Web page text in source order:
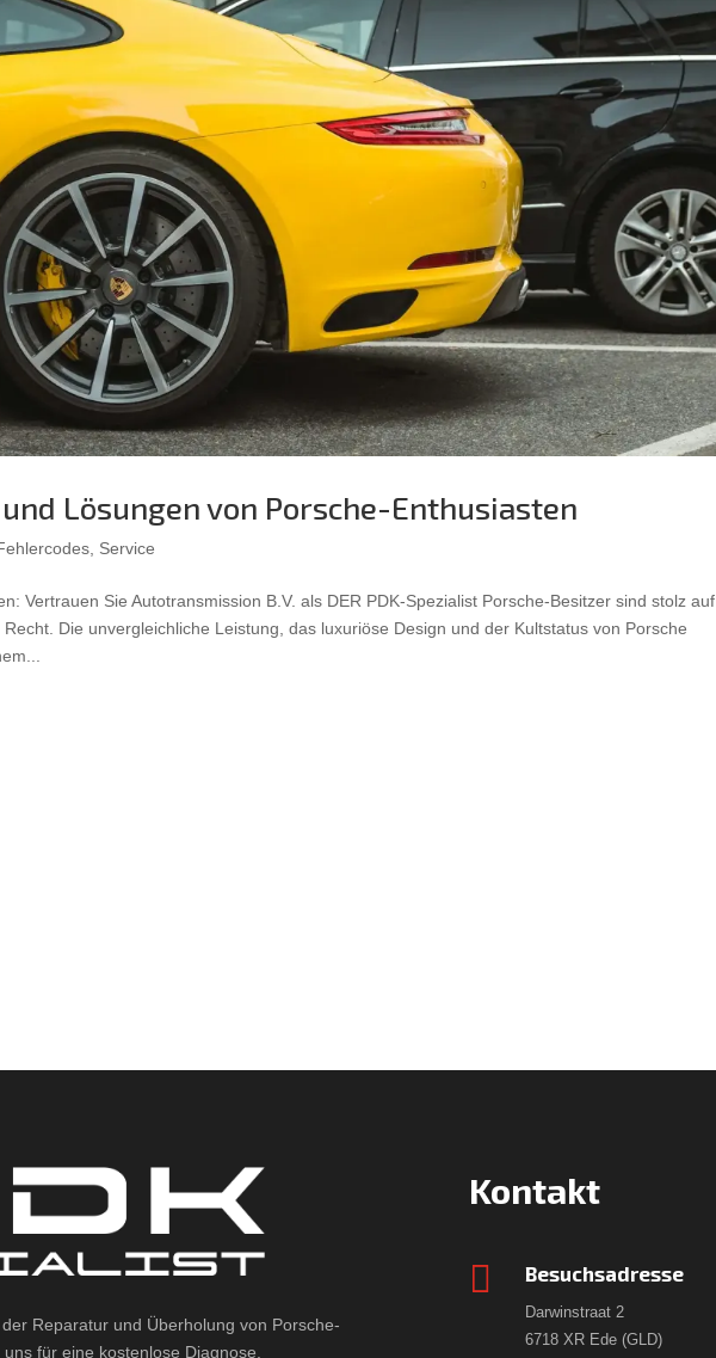
Lösungen von Porsche-Enthusiasten
, Service
Vertrauen Sie Autotransmission B.V. als DER PDK-Spezialist Porsche-Besitzer sind stolz auf
Die unvergleichliche Leistung, das luxuriöse Design und der Kultstatus von Porsche
Reparatur und Überholung von Porsche-
für eine kostenlose Diagnose.
Kontakt
 Besuchsadresse
Darwinstraat 2
6718 XR Ede (GLD)